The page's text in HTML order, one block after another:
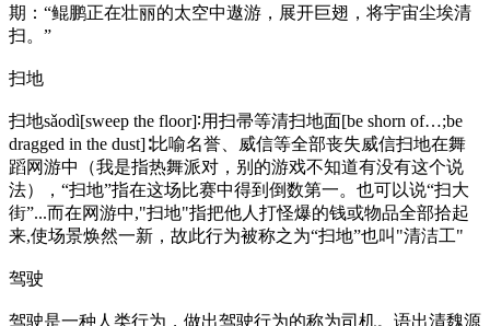
期：“鲲鹏正在壮丽的太空中遨游，展开巨翅，将宇宙尘埃清
扫。”
扫地
扫地sǎodì[sweep the floor]∶用扫帚等清扫地面[be shorn of…;be
dragged in the dust]∶比喻名誉、威信等全部丧失威信扫地在舞
蹈网游中（我是指热舞派对，别的游戏不知道有没有这个说
法），“扫地”指在这场比赛中得到倒数第一。也可以说“扫大
街”...而在网游中,"扫地"指把他人打怪爆的钱或物品全部拾起
来,使场景焕然一新，故此行为被称之为“扫地”也叫"清洁工"
驾驶
驾驶是一种人类行为，做出驾驶行为的称为司机。语出清魏源